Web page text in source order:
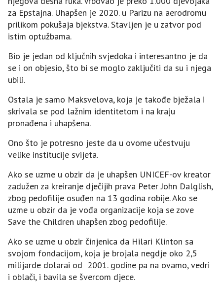
za Epstajna. Uhapšen je 2020. u Parizu na aerodromu
prilikom pokušaja bjekstva. Stavljen je u zatvor pod
istim optužbama.
Bio je jedan od ključnih svjedoka i interesantno je da
se i on objesio, što bi se moglo zaključiti da su i njega
ubili.
Ostala je samo Maksvelova, koja je takođe bježala i
skrivala se pod lažnim identitetom i na kraju
pronađena i uhapšena.
Ono što je potresno jeste da u ovome učestvuju
velike institucije svijeta.
Ako se uzme u obzir da je uhapšen UNICEF-ov kreator
zadužen za kreiranje dječijih prava Peter John Dalglish,
zbog pedofilije osuđen na 13 godina robije. Ako se
uzme u obzir da je vođa organizacije koja se zove
Save the Children uhapšen zbog pedofilije.
Ako se uzme u obzir činjenica da Hilari Klinton sa
svojom fondacijom, koja je brojala negdje oko 2,5
milijarde dolarai od 2001. godine pa na ovamo, vedri
i oblači, i bavila se švercom djece.